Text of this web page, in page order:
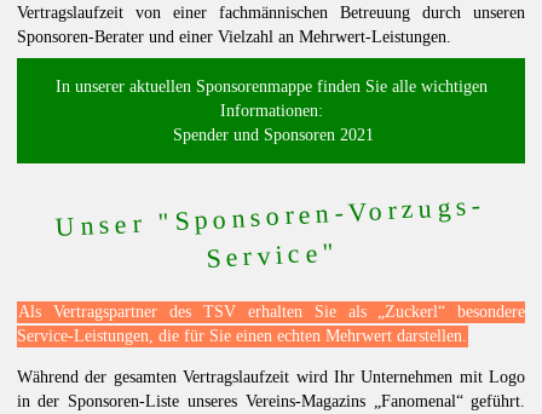
Vertragslaufzeit von einer fachmännischen Betreuung durch unseren
Sponsoren-Berater und einer Vielzahl an Mehrwert-Leistungen.
In unserer aktuellen Sponsorenmappe finden Sie alle wichtigen
Informationen:
Spender und Sponsoren 2021
Unser "Sponsoren-Vorzugs-
Service"
Als Vertragspartner des TSV erhalten Sie als „Zuckerl“ besondere
Service-Leistungen, die für Sie einen echten Mehrwert darstellen.
Während der gesamten Vertragslaufzeit wird Ihr Unternehmen mit Logo
in der Sponsoren-Liste unseres Vereins-Magazins „Fanomenal“ geführt.